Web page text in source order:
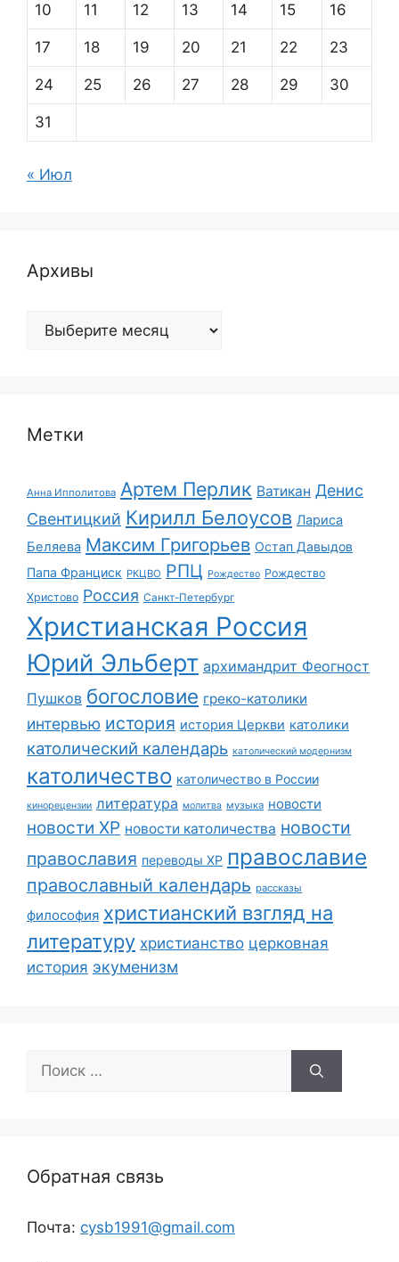
10 11 12 13 14 15 16
17 18 19 20 21 22 23
24 25 26 27 28 29 30
31
« Июл
Архивы
Архивы
Метки
Анна Ипполитова Артем Перлик Ватикан Денис
Свентицкий Кирилл Белоусов Лариса
Беляева Максим Григорьев Остап Давыдов
Папа Франциск РКЦВО РПЦ Рождество Рождество
Христово Россия Санкт-Петербург
Христианская Россия
Юрий Эльберт архимандрит Феогност
Пушков богословие греко-католики
интервью история история Церкви католики
католический календарь католический модернизм
католичество католичество в России
кинорецензии литература молитва музыка новости
новости ХР новости католичества новости
православия переводы ХР православие
православный календарь рассказы
философия христианский взгляд на
литературу христианство церковная
история экуменизм
Поиск:
Обратная связь
Почта: cysb1991@gmail.com